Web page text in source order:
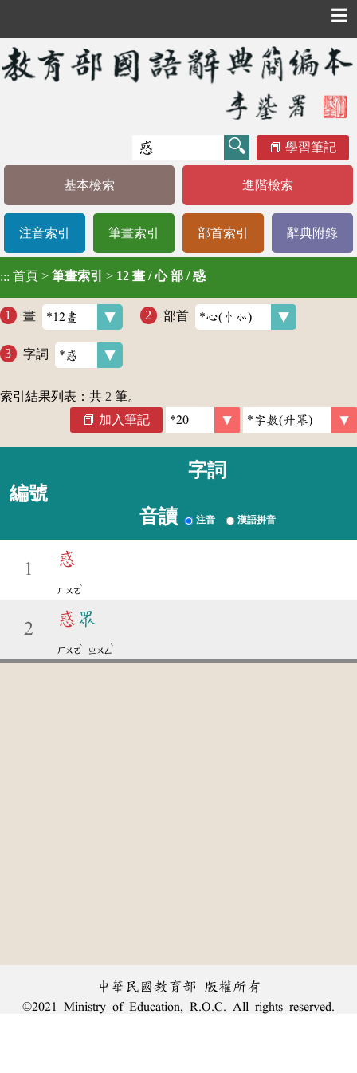
☰
學習筆記
基本檢索 進階檢索
注音索引 筆畫索引 部首索引 辭典附錄
::: 首頁 > 筆畫索引 > 12 畫 / 心 部 / 惑
畫 部首
字詞
索引結果列表：共 2 筆。
加入筆記
編號
字詞
音讀 注音 漢語拼音
1
惑
ㄏㄨㄛ
ˋ
2
惑 眾
ㄏㄨㄛ
ˋ
ㄓㄨㄥ
ˋ
中華民國教育部 版權所有
©2021 Ministry of Education, R.O.C. All rights reserved.